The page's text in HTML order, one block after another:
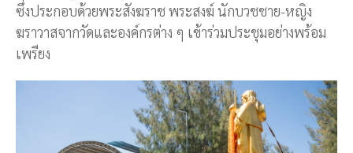
ซึ่งประกอบด้วยพระสังฆราช พระสงฆ์ นักบวชชาย-หญิง
ฆราวาสจากวัดและองค์กรต่าง ๆ เข้าร่วมประชุมอย่างพร้อม
เพรียง